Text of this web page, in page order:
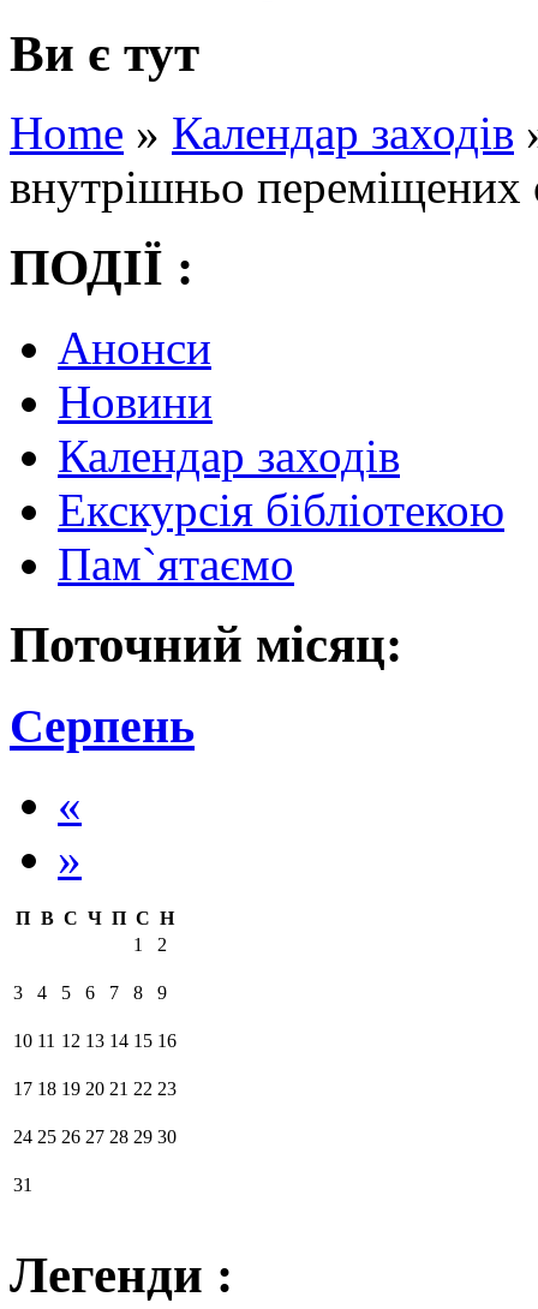
Ви є тут
Home » Календар заходів
внутрішньо переміщених
ПОДІЇ :
Анонси
Новини
Календар заходів
Екскурсія бібліотекою
Пам`ятаємо
Поточний місяц:
Серпень
«
»
П В С Ч П С Н
1
2
3 4 5 6 7 8 9
10 11 12 13 14 15 16
17 18 19 20 21 22 23
24 25 26 27 28 29 30
31
Легенди :